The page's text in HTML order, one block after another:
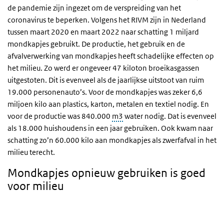
de pandemie zijn ingezet om de verspreiding van het
coronavirus te beperken. Volgens het RIVM zijn in Nederland
tussen maart 2020 en maart 2022 naar schatting 1 miljard
mondkapjes gebruikt. De productie, het gebruik en de
afvalverwerking van mondkapjes heeft schadelijke effecten op
het milieu. Zo werd er ongeveer 47 kiloton broeikasgassen
uitgestoten. Dit is evenveel als de jaarlijkse uitstoot van ruim
19.000 personenauto’s. Voor de mondkapjes was zeker 6,6
miljoen kilo aan plastics, karton, metalen en textiel nodig. En
voor de productie was 840.000 m3 water nodig. Dat is evenveel
als 18.000 huishoudens in een jaar gebruiken. Ook kwam naar
schatting zo’n 60.000 kilo aan mondkapjes als zwerfafval in het
milieu terecht.
Mondkapjes opnieuw gebruiken is goed
voor milieu